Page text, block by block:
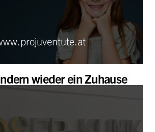
wieder ein Zuhause